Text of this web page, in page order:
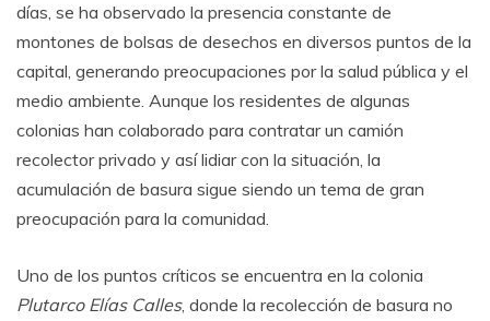
días, se ha observado la presencia constante de
montones de bolsas de desechos en diversos puntos de la
capital, generando preocupaciones por la salud pública y el
medio ambiente. Aunque los residentes de algunas
colonias han colaborado para contratar un camión
recolector privado y así lidiar con la situación, la
acumulación de basura sigue siendo un tema de gran
preocupación para la comunidad.
Uno de los puntos críticos se encuentra en la colonia
Plutarco Elías Calles, donde la recolección de basura no